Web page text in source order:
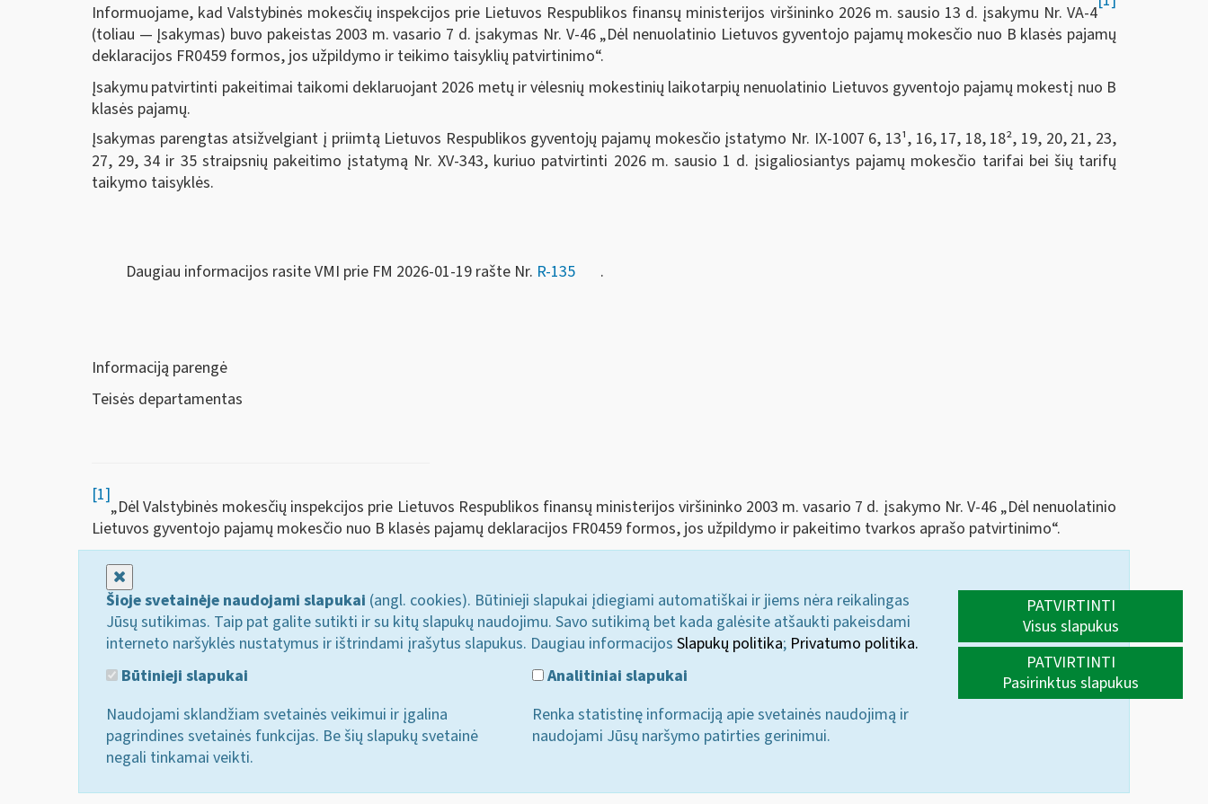
Informuojame, kad Valstybinės mokesčių inspekcijos prie Lietuvos Respublikos finansų ministerijos viršininko 2026 m. sausio 13 d. įsakymu Nr. VA-4
(toliau — Įsakymas) buvo pakeistas 2003 m. vasario 7 d. įsakymas Nr. V-46 „Dėl nenuolatinio Lietuvos gyventojo pajamų mokesčio nuo B klasės pajamų
deklaracijos FR0459 formos, jos užpildymo ir teikimo taisyklių patvirtinimo“.
Įsakymu patvirtinti pakeitimai taikomi deklaruojant 2026 metų ir vėlesnių mokestinių laikotarpių nenuolatinio Lietuvos gyventojo pajamų mokestį nuo B
klasės pajamų.
Įsakymas parengtas atsižvelgiant į priimtą Lietuvos Respublikos gyventojų pajamų mokesčio įstatymo Nr. IX-1007 6, 13¹, 16, 17, 18, 18², 19, 20, 21, 23,
27, 29, 34 ir 35 straipsnių pakeitimo įstatymą Nr. XV-343, kuriuo patvirtinti 2026 m. sausio 1 d. įsigaliosiantys pajamų mokesčio tarifai bei šių tarifų
taikymo taisyklės.
Daugiau informacijos rasite VMI prie FM 2026-01-19 rašte Nr. R-135 .
Informaciją parengė
Teisės departamentas
[1]
„Dėl Valstybinės mokesčių inspekcijos prie Lietuvos Respublikos finansų ministerijos viršininko 2003 m. vasario 7 d. įsakymo Nr. V-46 „Dėl nenuolatinio
Lietuvos gyventojo pajamų mokesčio nuo B klasės pajamų deklaracijos FR0459 formos, jos užpildymo ir pakeitimo tvarkos aprašo patvirtinimo“.
Šioje svetainėje naudojami slapukai (angl. cookies). Būtinieji slapukai įdiegiami automatiškai ir jiems nėra reikalingas
Jūsų sutikimas. Taip pat galite sutikti ir su kitų slapukų naudojimu. Savo sutikimą bet kada galėsite atšaukti pakeisdami
interneto naršyklės nustatymus ir ištrindami įrašytus slapukus. Daugiau informacijos Slapukų politika; Privatumo politika.
Būtinieji slapukai
Naudojami sklandžiam svetainės veikimui ir įgalina
pagrindines svetainės funkcijas. Be šių slapukų svetainė
negali tinkamai veikti.
Analitiniai slapukai
Renka statistinę informaciją apie svetainės naudojimą ir
naudojami Jūsų naršymo patirties gerinimui.
PATVIRTINTI
Visus slapukus
PATVIRTINTI
Pasirinktus slapukus